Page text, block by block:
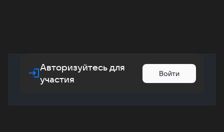
Авторизуйтесь для
участия
Войти